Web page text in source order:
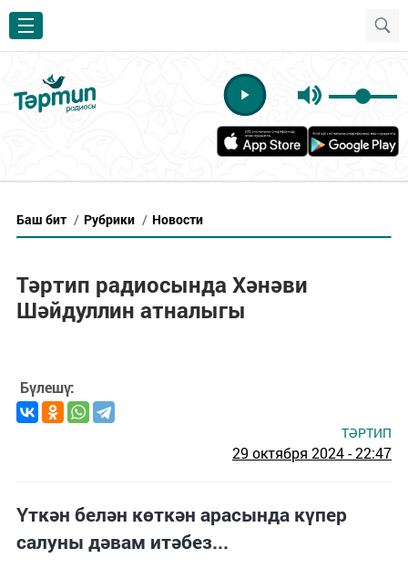
Баш бит / Рубрики / Новости
Тәртип радиосында Хәнәви
Шәйдуллин атналыгы
Бүлешү:
ТӘРТИП
29 октября 2024 - 22:47
Үткән белән көткән арасында күпер
салуны дәвам итәбез...